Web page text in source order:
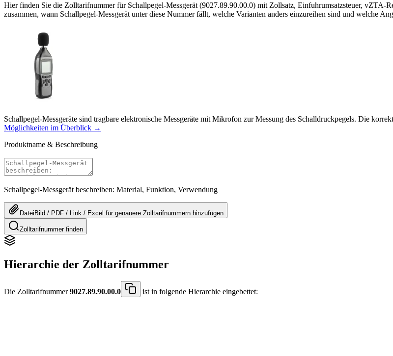
Hier finden Sie die Zolltarifnummer für Schallpegel-Messgerät (9027.89.90.00.0) mit Zollsatz, Einfuhrumsatzsteuer, vZTA-
zusammen, wann Schallpegel-Messgerät unter diese Nummer fällt, welche Varianten anders einzureihen sind und welche
Schallpegel-Messgeräte sind tragbare elektronische Messgeräte mit Mikrofon zur Messung des Schalldruckpegels. Die
Möglichkeiten im Überblick →
Produktname & Beschreibung
Schallpegel-Messgerät beschreiben: Material, Funktion, Verwendung
Datei Bild / PDF / Link / Excel für genauere Zolltarifnummern hinzufügen
Zolltarifnummer finden
Hierarchie der Zolltarifnummer
Die Zolltarifnummer9027.89.90.00.0 ist in folgende Hierarchie eingebettet: